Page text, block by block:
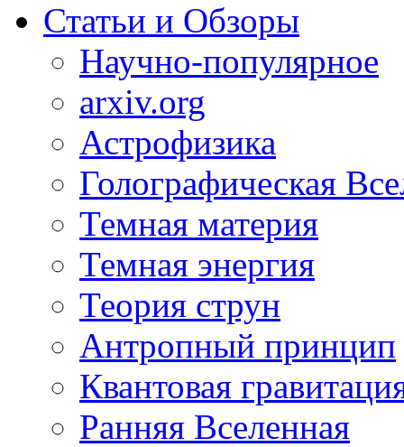
Статьи и Обзоры
Научно-популярное
arxiv.org
Астрофизика
Голографическая
Темная материя
Темная энергия
Теория струн
Антропный принцип
Квантовая
Ранняя Вселенная